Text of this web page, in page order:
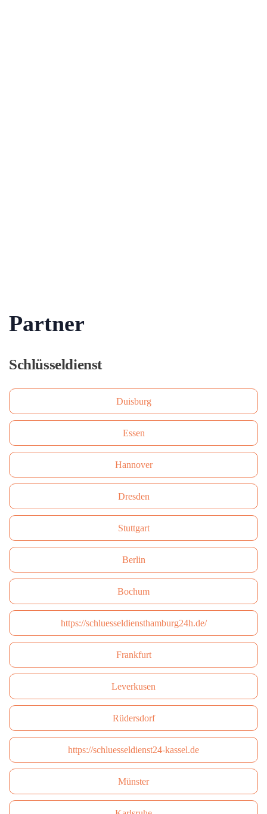
Partner
Schlüsseldienst
Duisburg
Essen
Hannover
Dresden
Stuttgart
Berlin
Bochum
https://schluesseldiensthamburg24h.de/
Frankfurt
Leverkusen
Rüdersdorf
https://schluesseldienst24-kassel.de
Münster